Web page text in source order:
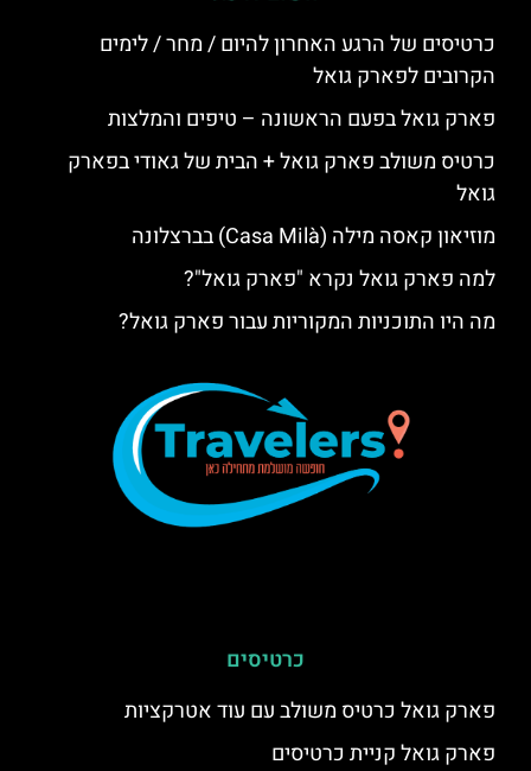
כרטיסים של הרגע האחרון להיום / מחר / לימים
הקרובים לפארק גואל
פארק גואל בפעם הראשונה – טיפים והמלצות
כרטיס משולב פארק גואל + הבית של גאודי בפארק
גואל
מוזיאון קאסה מילה (Casa Milà) בברצלונה
למה פארק גואל נקרא "פארק גואל"?
מה היו התוכניות המקוריות עבור פארק גואל?
כרטיסים
פארק גואל כרטיס משולב עם עוד אטרקציות
פארק גואל קניית כרטיסים